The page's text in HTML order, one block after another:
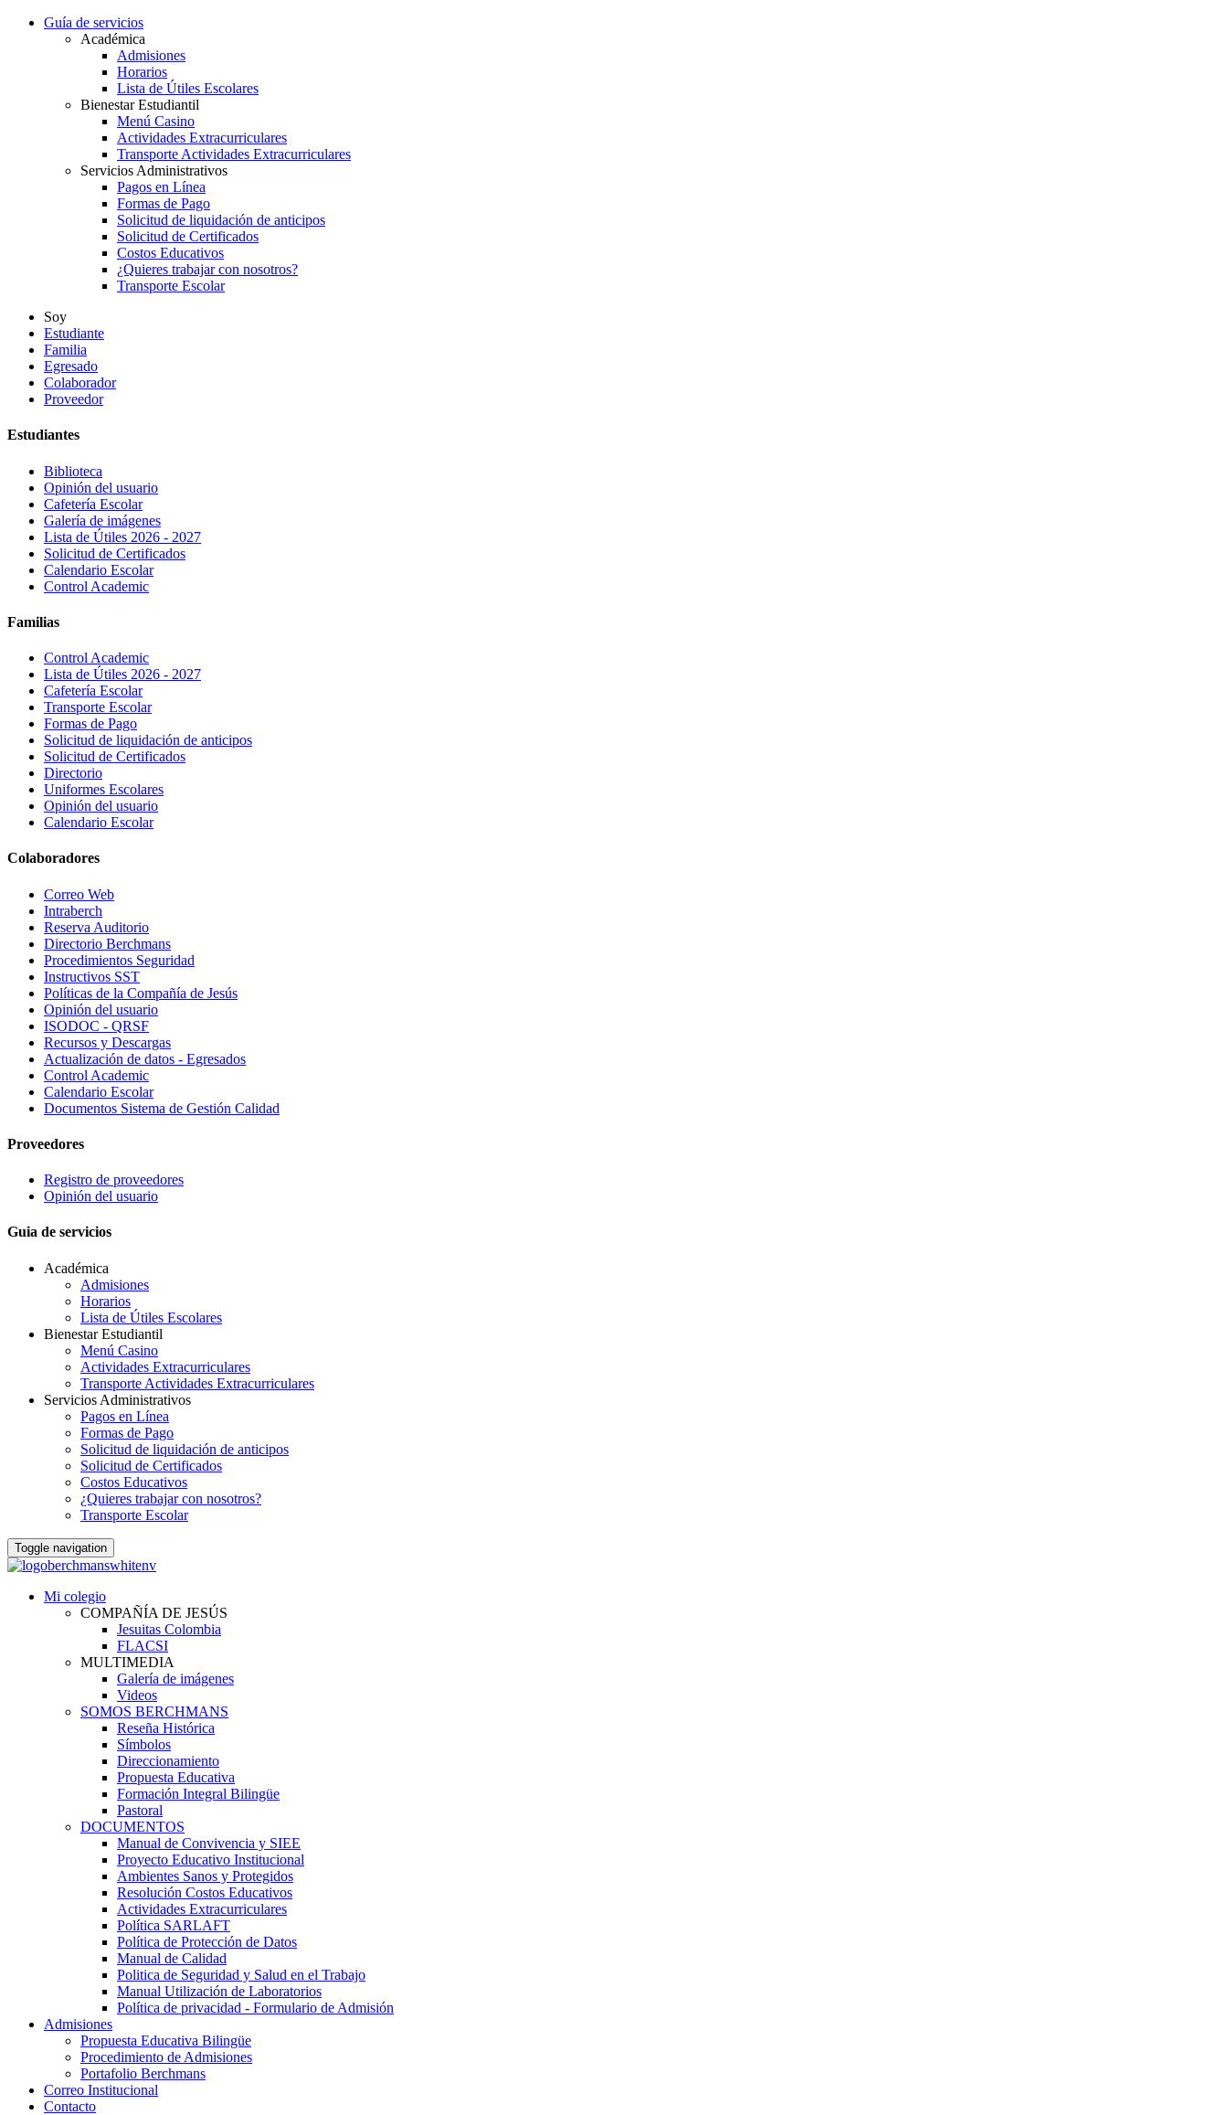
Guía de servicios
Académica
Admisiones
Horarios
Lista de Útiles Escolares
Bienestar Estudiantil
Menú Casino
Actividades Extracurriculares
Transporte Actividades Extracurriculares
Servicios Administrativos
Pagos en Línea
Formas de Pago
Solicitud de liquidación de anticipos
Solicitud de Certificados
Costos Educativos
¿Quieres trabajar con nosotros?
Transporte Escolar
Soy
Estudiante
Familia
Egresado
Colaborador
Proveedor
Estudiantes
Biblioteca
Opinión del usuario
Cafetería Escolar
Galería de imágenes
Lista de Útiles 2026 - 2027
Solicitud de Certificados
Calendario Escolar
Control Academic
Familias
Control Academic
Lista de Útiles 2026 - 2027
Cafetería Escolar
Transporte Escolar
Formas de Pago
Solicitud de liquidación de anticipos
Solicitud de Certificados
Directorio
Uniformes Escolares
Opinión del usuario
Calendario Escolar
Colaboradores
Correo Web
Intraberch
Reserva Auditorio
Directorio Berchmans
Procedimientos Seguridad
Instructivos SST
Políticas de la Compañía de Jesús
Opinión del usuario
ISODOC - QRSF
Recursos y Descargas
Actualización de datos - Egresados
Control Academic
Calendario Escolar
Documentos Sistema de Gestión Calidad
Proveedores
Registro de proveedores
Opinión del usuario
Guia de servicios
Académica
Admisiones
Horarios
Lista de Útiles Escolares
Bienestar Estudiantil
Menú Casino
Actividades Extracurriculares
Transporte Actividades Extracurriculares
Servicios Administrativos
Pagos en Línea
Formas de Pago
Solicitud de liquidación de anticipos
Solicitud de Certificados
Costos Educativos
¿Quieres trabajar con nosotros?
Transporte Escolar
Toggle navigation
Mi colegio
COMPAÑÍA DE JESÚS
Jesuitas Colombia
FLACSI
MULTIMEDIA
Galería de imágenes
Videos
SOMOS BERCHMANS
Reseña Histórica
Símbolos
Direccionamiento
Propuesta Educativa
Formación Integral Bilingüe
Pastoral
DOCUMENTOS
Manual de Convivencia y SIEE
Proyecto Educativo Institucional
Ambientes Sanos y Protegidos
Resolución Costos Educativos
Actividades Extracurriculares
Política SARLAFT
Política de Protección de Datos
Manual de Calidad
Politica de Seguridad y Salud en el Trabajo
Manual Utilización de Laboratorios
Política de privacidad - Formulario de Admisión
Admisiones
Propuesta Educativa Bilingüe
Procedimiento de Admisiones
Portafolio Berchmans
Correo Institucional
Contacto